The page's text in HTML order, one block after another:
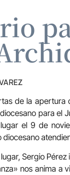
de la apertura
para el
el 9 de
diocesano
Sergio
nos anima a